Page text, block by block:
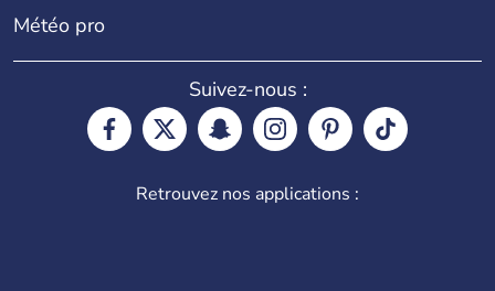
Météo pro
Suivez-nous :
Retrouvez nos applications :